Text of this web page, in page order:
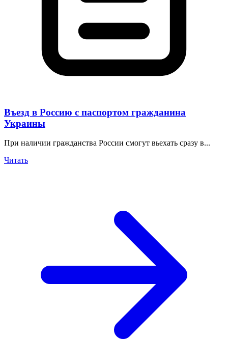
Въезд в Россию с паспортом гражданина
Украины
При наличии гражданства России смогут вьехать сразу в...
Читать